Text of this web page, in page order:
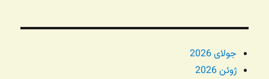
جولای 2026
ژوئن 2026